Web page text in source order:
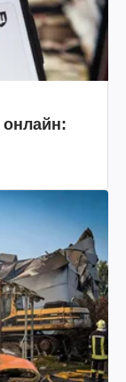
онлайн: